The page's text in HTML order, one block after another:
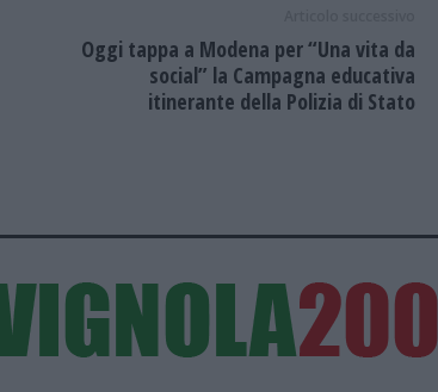
Oggi tappa a Modena per “Una vita da
social” la Campagna educativa
itinerante della Polizia di Stato